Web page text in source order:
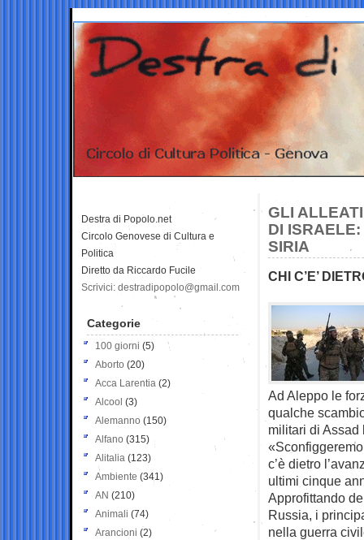
GLI
DI ISRAELE:
SIRIA
CHI C’E’
Ad Aleppo le
qualche
militari di Assad
c’è dietro
ultimi cinque
Approfittando
Russia, i
nella guerra
Destra di Popolo.net
Circolo Genovese di Cultura e
Politica
Diretto da Riccardo Fucile
Scrivici: destradipopolo@gmail.com
Categorie
100 giorni (5)
Aborto (20)
Acca Larentia (2)
Alcool (3)
Alemanno (150)
Alfano (315)
Alitalia (123)
Ambiente (341)
AN (210)
Animali (74)
Arancioni (2)